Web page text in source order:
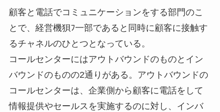
顧客と電話でコミュニケーションをする部門のこ
とで、経営機狽ﾌ一部であると同時に顧客に接触す
るチャネルのひとつとなっている。
コールセンターにはアウトバウンドのものとイン
バウンドのものの2通りがある。アウトバウンドの
コールセンターは、企業側から顧客に電話をして
情報提供やセールスを実施するのに対し、インバ